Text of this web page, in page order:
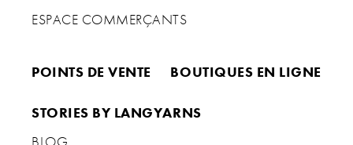
ESPACE COMMERÇANTS
POINTS DE VENTE BOUTIQUES EN LIGNE
STORIES BY LANGYARNS
BLOG